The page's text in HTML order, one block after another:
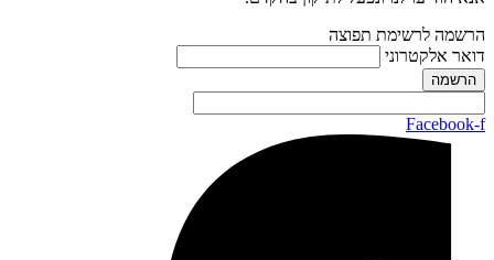
הרשמה לרשימת תפוצה
דואר אלקטרוני
Facebook-f